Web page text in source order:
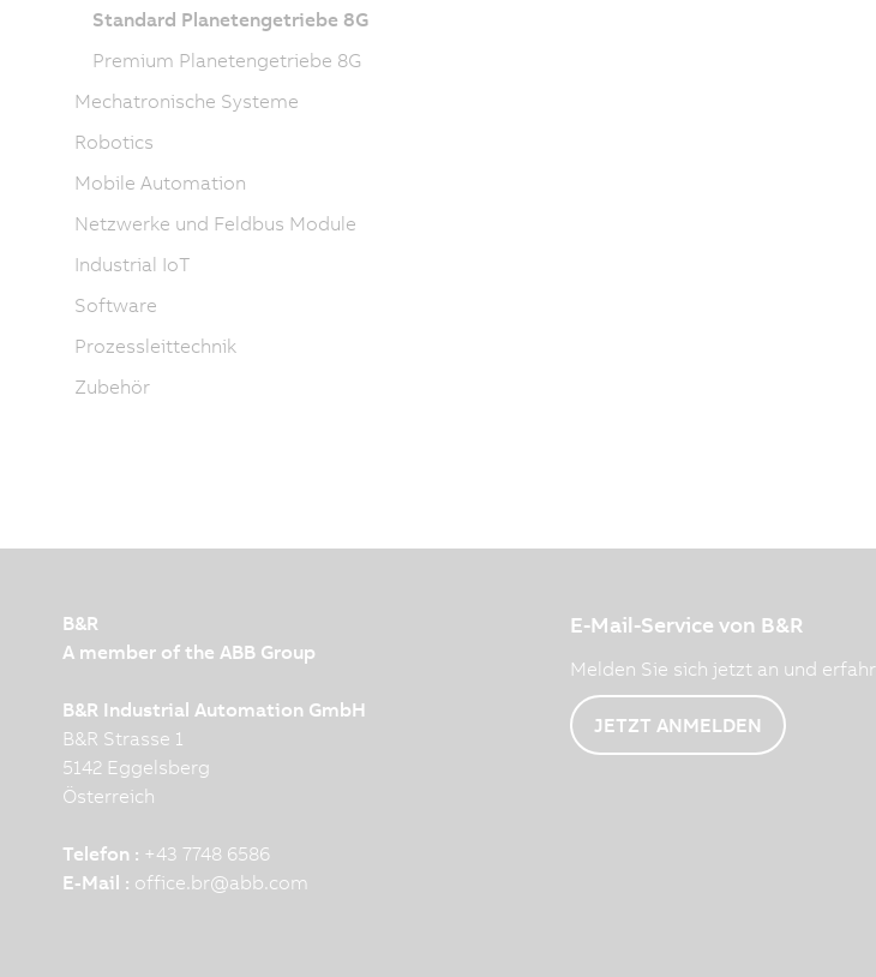
Standard Planetengetriebe 8G
Premium Planetengetriebe 8G
Mechatronische Systeme
Robotics
Mobile Automation
Netzwerke und Feldbus Module
Industrial IoT
Software
Prozessleittechnik
Zubehör
B&R
A member of the ABB Group
B&R Industrial Automation GmbH
B&R Strasse 1
5142 Eggelsberg
Österreich
Telefon : +43 7748 6586
E-Mail : office.br@abb.com
E-Mail-Service von B&R
Melden Sie sich jetzt an und
JETZT ANMELDEN